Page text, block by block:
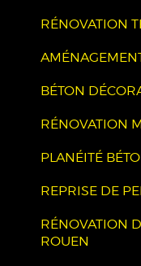
RÉNOVATION
BÉTON
RÉNOVATION
PLANÉITÉ
REPRISE DE
RÉNOVATION
ROUEN